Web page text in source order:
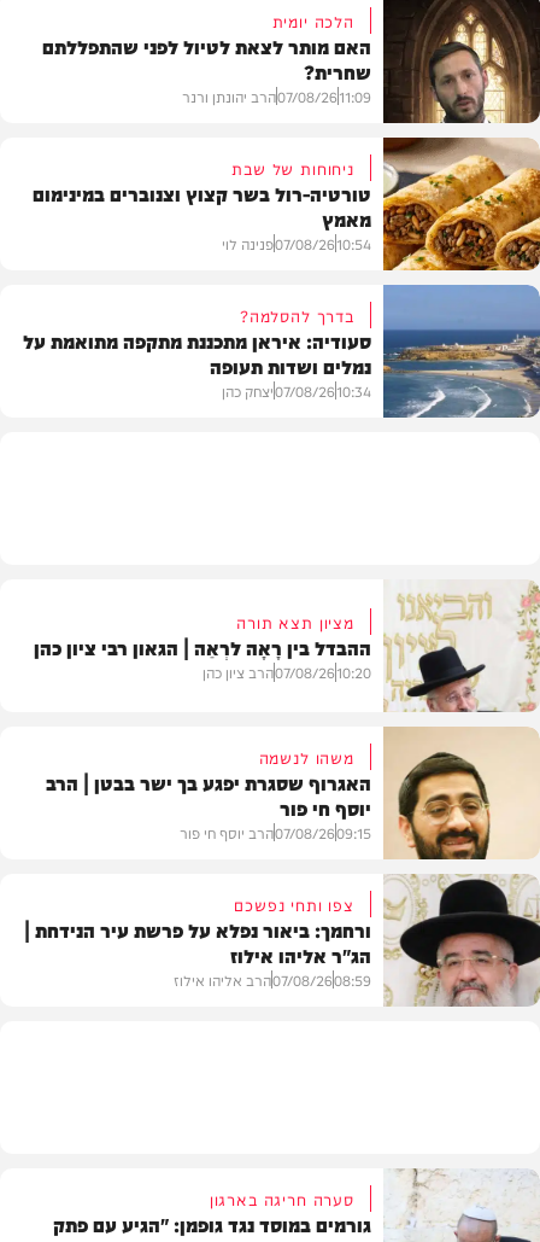
הלכה
הלכה יומית
האם מותר לצאת לטיול לפני שהתפללתם
שחרית?
11:09
07/08/26הרב יהונתן ורנר
מתכונים
ניחוחות של שבת
טורטיה-רול בשר קצוץ וצנוברים במינימום
מאמץ
10:54
07/08/26פנינה לוי
בדרך להסלמה?
סעודיה: איראן מתכננת מתקפה מתואמת על
נמלים ושדות תעופה
10:34
07/08/26יצחק כהן
וידאו
מציון תצא תורה
ההבדל בין רָאָה לרְאֵה | הגאון רבי ציון כהן
10:20
07/08/26הרב ציון כהן
וידאו
משהו לנשמה
האגרוף שסגרת יפגע בך ישר בבטן | הרב
יוסף חי פור
09:15
07/08/26הרב יוסף חי פור
צפו ותחי נפשכם
ורחמך: ביאור נפלא על פרשת עיר הנידחת |
הג"ר אליהו אילוז
08:59
07/08/26הרב אליהו אילוז
סערה חריגה בארגון
גורמים במוסד נגד גופמן: "הגיע עם פתק